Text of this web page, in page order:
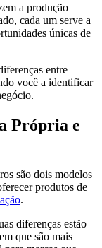
a produção
cada um serve a
únicas de
entre
você a identificar
Própria e
são dois modelos
produtos de
.
diferenças estão
que são mais